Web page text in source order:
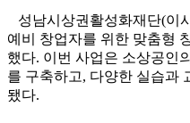
성남시상권활성화재단(이
예비 창업자를 위한 맞춤형
했다. 이번 사업은 소상공인
를 구축하고, 다양한 실습과
됐다.